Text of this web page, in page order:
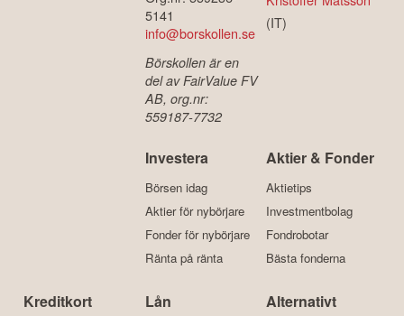
5141
info@borskollen.se
Börskollen är en
del av FairValue FV
AB, org.nr:
559187-7732
(IT)
Investera
Börsen idag
Aktier för nybörjare
Fonder för nybörjare
Ränta på ränta
Aktier & Fonder
Aktietips
Investmentbolag
Fondrobotar
Bästa fonderna
Kreditkort Lån Alternativt